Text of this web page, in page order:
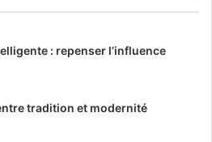
: repenser l’influence
tradition et modernité